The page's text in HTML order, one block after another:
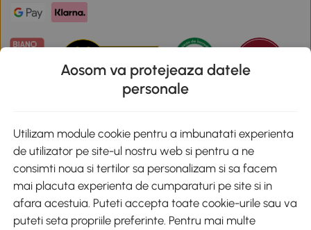
Descarca aplicatia Aosom
Google Play
+40 312294730 clienti@aosom.ro
Aosom va protejeaza datele
personale
Utilizam module cookie pentru a imbunatati experienta
de utilizator pe site-ul nostru web si pentru a ne
consimti noua si tertilor sa personalizam si sa facem
mai placuta experienta de cumparaturi pe site si in
afara acestuia. Puteti accepta toate cookie-urile sau va
puteti seta propriile preferinte. Pentru mai multe